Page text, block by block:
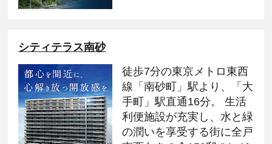
シティテラス南砂
徒歩7分の東京メトロ東西
線「南砂町」駅より、「大
手町」駅直通16分。 生活
利便施設が充実し、水と緑
の潤いを享受する街に全戸